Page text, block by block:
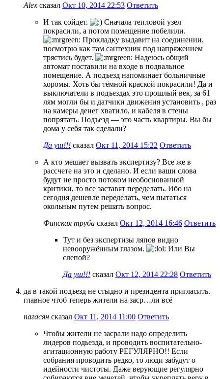
Alex сказал Окт 10, 2014 22:53 Ответить
И так сойдет.
Сначала тепловой узел
покрасили, а потом помещение побелили.
Прокладку выдавит на соединении,
посмотрю как там сантехник под напряжением
трястись будет.
Надеюсь общий
автомат поставили на входе в подвальное
помещение. А подъезд напоминает больничные
хоромы. Хоть бы тёмной краской покрасили! Да и
выключатели в подъездах это прошлый век, за 61
лям могли бы и датчики движения установить , раз
на камеры денег хватило, и кабеля в стены
попрятать. Подъезд — это часть квартиры. Вы бы
дома у себя так сделали?
Да уш!!! сказал Окт 11, 2014 15:22 Ответить
А кто мешает вызвать экспертизу? Все же в
рассчете на это и сделано. И если ваши слова
будут не просто потоком необоснованной
критики, то все заставят переделать. Ибо на
сегодня дешевле переделать, чем пытаться
окольным путем решать вопрос.
Финская труба сказал Окт 12, 2014 16:46 Ответить
Тут и без экспертизы ляпов видно
невооружённым глазом.
Или Вы
слепой?
Да уш!!! сказал Окт 12, 2014 22:28 Ответить
да в такой подъезд не стыдно и президента пригласить.
главное чтоб теперь жители на заср…ли всё
пагасян сказал Окт 11, 2014 11:00 Ответить
Чтобы жители не засрали надо определить
лидеров подьезда, и проводить воспитательно-
агитационную работу РЕГУЛЯРНО!! Если
собрания проводить редко, то люди забудут о
идейности чистоты. Даже верующие регулярно